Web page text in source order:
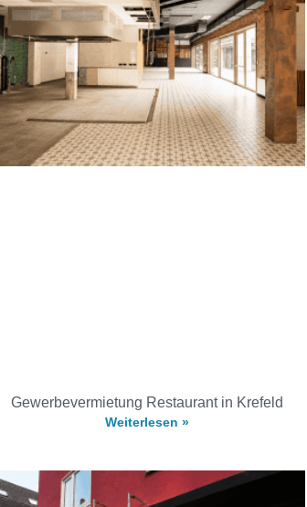
Gewerbevermietung Restaurant in Krefeld
Weiterlesen »